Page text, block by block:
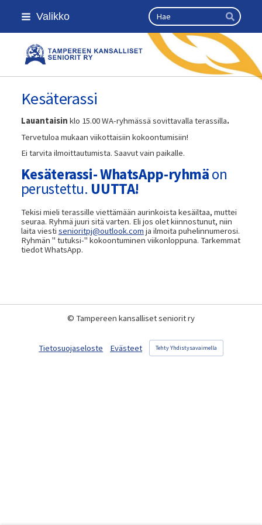
Siirry
sivun
Valikko Haku
Hae
Kansallinen senioriliitto
Kesäterassi
Lauantaisin klo 15.00 WA-ryhmässä sovittavalla terassilla.
Tervetuloa mukaan viikottaisiin kokoontumisiin!
Ei tarvita ilmoittautumista. Saavut vain paikalle.
Kesäterassi- WhatsApp-ryhmäon
perustettu. UUTTA!
Tekisi mieli terassille viettämään aurinkoista kesäiltaa, muttei
seuraa. Ryhmä juuri sitä varten. Eli jos olet kiinnostunut, niin
laita viesti senioritpj@outlook.com ja ilmoita puhelinnumerosi.
Ryhmän " tutuksi-" kokoontuminen viikonloppuna. Tarkemmat
tiedot WhatsApp.
© Tampereen kansalliset seniorit ry
Tietosuojaseloste Evästeet Tehty Yhdistysavaimella